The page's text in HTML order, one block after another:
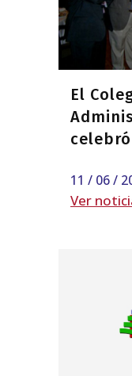
El
11 / 06 /
Ver